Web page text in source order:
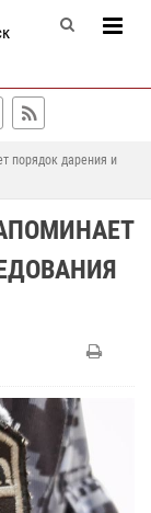
порядок дарения и